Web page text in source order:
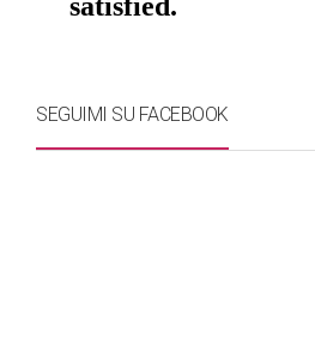
SEGUIMI SU FACEBOOK